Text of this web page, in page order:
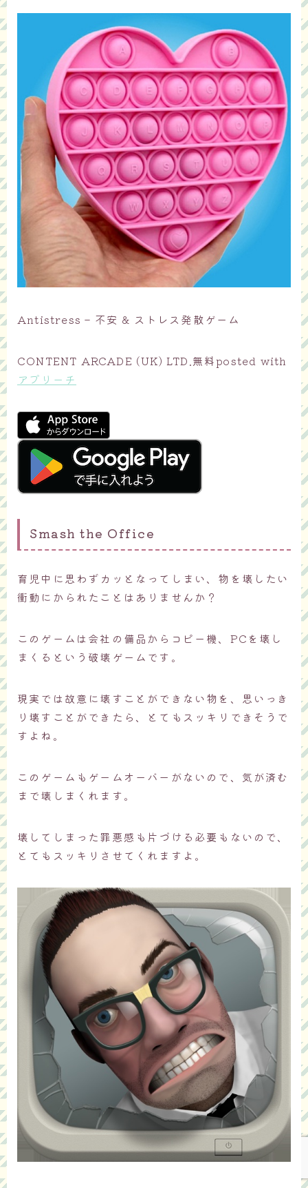
Follow Me
Antistress – 不安 & ストレス発散ゲーム
CONTENT ARCADE (UK) LTD. 無料posted with
アプリーチ
Smash the Office
育児中に思わずカッとなってしまい、物を壊したい
衝動にかられたことはありませんか？
このゲームは会社の備品からコピー機、PCを壊し
まくるという破壊ゲームです。
現実では故意に壊すことができない物を、思いっき
り壊すことができたら、とてもスッキリできそうで
すよね。
このゲームもゲームオーバーがないので、気が済む
まで壊しまくれます。
壊してしまった罪悪感も片づける必要もないので、
とてもスッキリさせてくれますよ。